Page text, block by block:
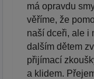
má opravdu
věříme, že
naší dceři, ale i
dalším dětem
přijímací
a klidem.